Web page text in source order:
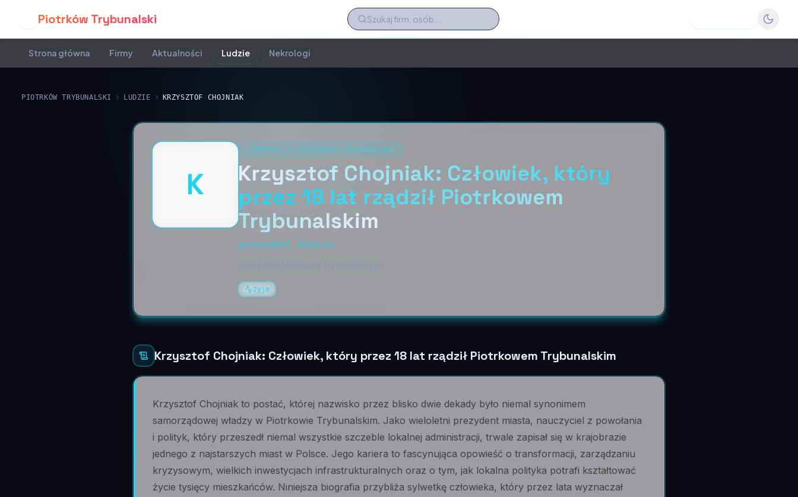
Piotrków Trybunalski
Strona główna Firmy Aktualności Ludzie Nekrologi
PIOTRKÓW TRYBUNALSKI LUDZIE KRZYSZTOF CHOJNIAK
K
PROFIL // PIOTRKÓW TRYBUNALSKI
Krzysztof Chojniak: Człowiek, który
przez 18 lat rządził Piotrkowem
Trybunalskim
prezydent miasta
żyje
Krzysztof Chojniak: Człowiek, który przez 18 lat rządził Piotrkowem Trybunalskim
Krzysztof Chojniak to postać, której nazwisko przez blisko dwie dekady było niemal synonimem
samorządowej władzy w Piotrkowie Trybunalskim. Jako wieloletni prezydent miasta, nauczyciel z powołania
i polityk, który przeszedł niemal wszystkie szczeble lokalnej administracji, trwale zapisał się w krajobrazie
jednego z najstarszych miast w Polsce. Jego kariera to fascynująca opowieść o transformacji, zarządzaniu
kryzysowym, wielkich inwestycjach infrastrukturalnych oraz o tym, jak lokalna polityka potrafi kształtować
życie tysięcy mieszkańców. Niniejsza biografia przybliża sylwetkę człowieka, który przez lata wyznaczał